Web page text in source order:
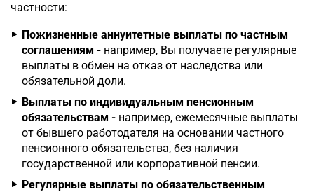
частности:
Пожизненные аннуитетные выплаты по частным
соглашениям - например, Вы получаете регулярные
выплаты в обмен на отказ от наследства или
обязательной доли.
Выплаты по индивидуальным пенсионным
обязательствам - например, ежемесячные выплаты
от бывшего работодателя на основании частного
пенсионного обязательства, без наличия
государственной или корпоративной пенсии.
Регулярные выплаты по обязательственным